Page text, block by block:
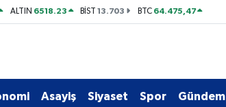
ALTIN 6518.23 BİST13.703 BTC 64.475,47
Asayiş Siyaset Spor Gündem